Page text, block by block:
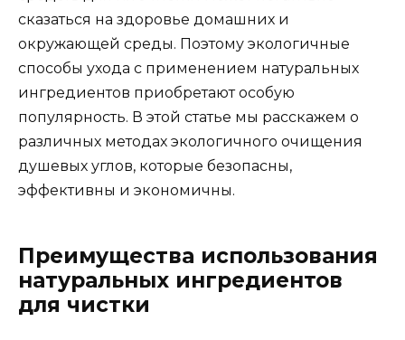
сказаться на здоровье домашних и
окружающей среды. Поэтому экологичные
способы ухода с применением натуральных
ингредиентов приобретают особую
популярность. В этой статье мы расскажем о
различных методах экологичного очищения
душевых углов, которые безопасны,
эффективны и экономичны.
Преимущества использования
натуральных ингредиентов
для чистки